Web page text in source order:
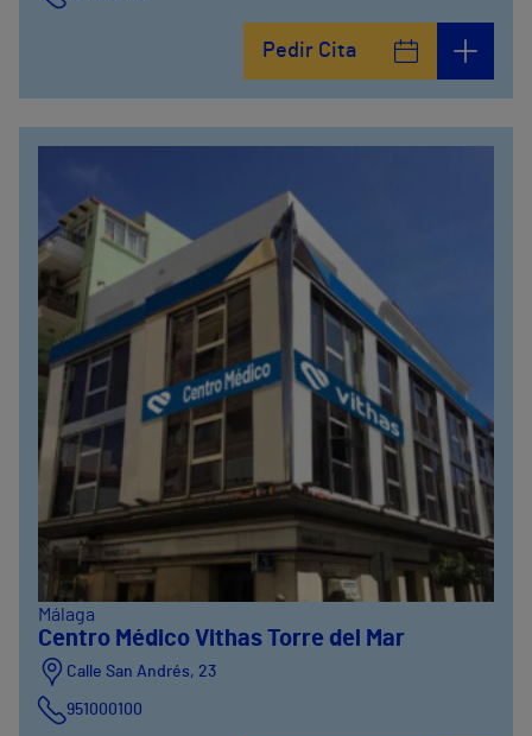
951 000 100
Pedir Cita
Málaga
Centro Médico Vithas Torre del Mar
Calle San Andrés, 23
951000100